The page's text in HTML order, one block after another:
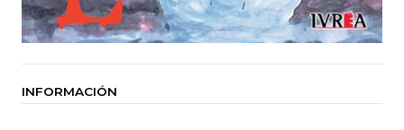
INFORMACIÓN